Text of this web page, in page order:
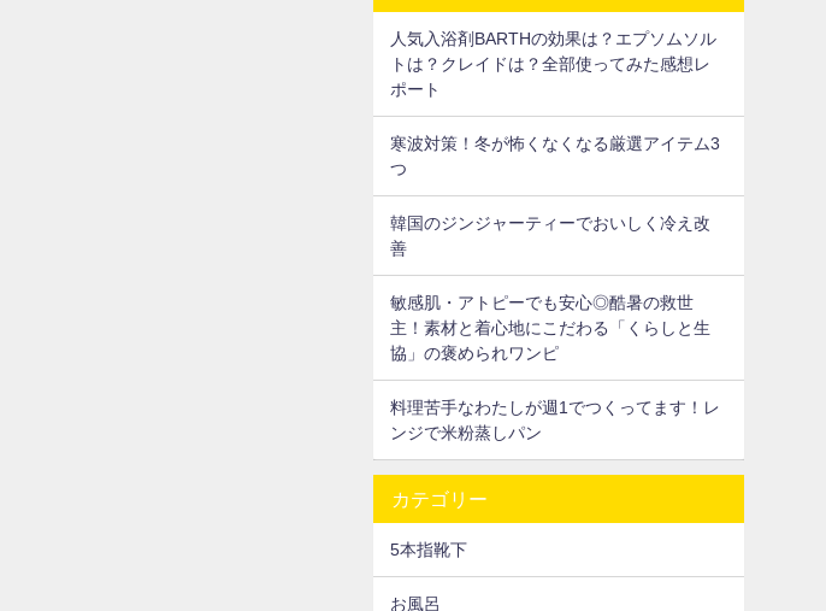
人気入浴剤BARTHの効果は？エプソムソル
トは？クレイドは？全部使ってみた感想レ
ポート
寒波対策！冬が怖くなくなる厳選アイテム3
つ
韓国のジンジャーティーでおいしく冷え改
善
敏感肌・アトピーでも安心◎酷暑の救世
主！素材と着心地にこだわる「くらしと生
協」の褒められワンピ
料理苦手なわたしが週1でつくってます！レ
ンジで米粉蒸しパン
カテゴリー
5本指靴下
お風呂